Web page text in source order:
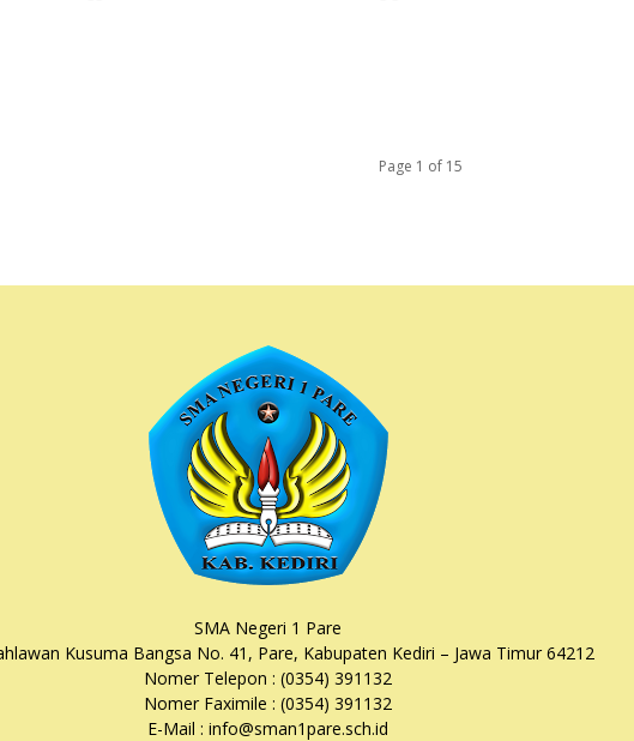
Page 1 of 15
SMA Negeri 1 Pare
Kusuma Bangsa No. 41, Pare, Kabupaten Kediri – Jawa Timur 64212
Nomer Telepon : (0354) 391132
Nomer Faximile : (0354) 391132
E-Mail : info@sman1pare.sch.id